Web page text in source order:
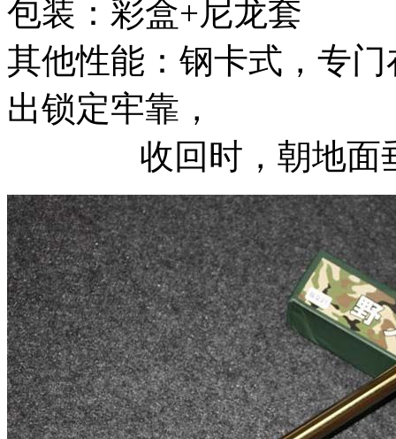
包装：彩盒+尼龙套
其他性能：钢卡式，专
出锁定牢靠，
收回时，朝地面垂